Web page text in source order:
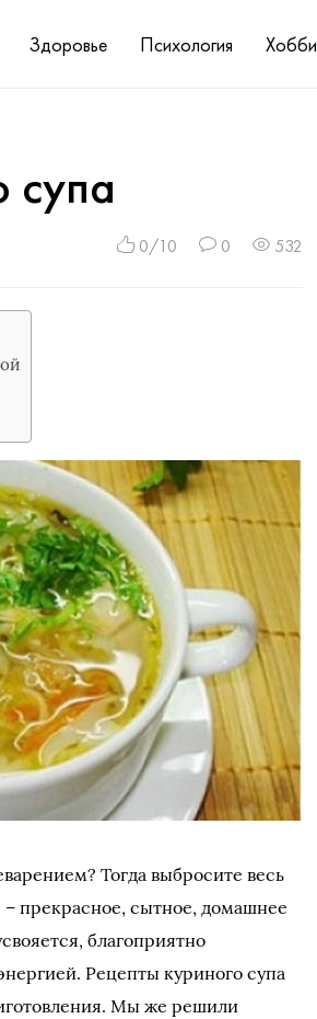
Здоровье Психология Хобби
супа
0/10 0 532
Тогда выбросите весь
прекрасное, сытное, домашнее
благоприятно
Рецепты куриного супа
Мы же решили